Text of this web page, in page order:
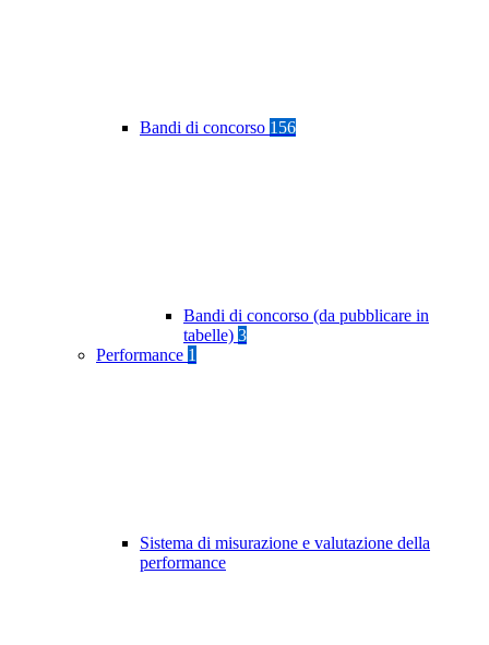
Bandi di concorso 156
Bandi di concorso (da pubblicare in
tabelle) 3
Performance 1
Sistema di misurazione e valutazione della
performance